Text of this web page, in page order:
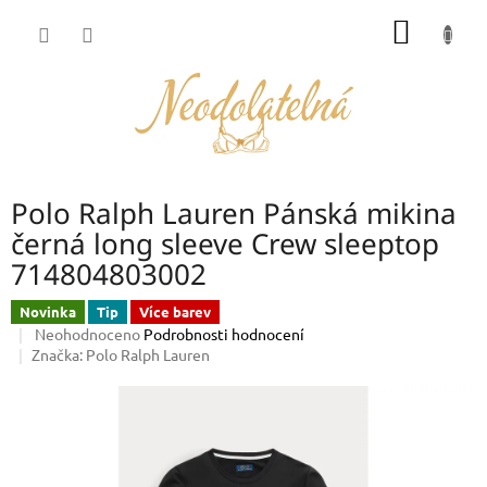
Polo Ralph Lauren Pánská mikina
černá long sleeve Crew sleeptop
714804803002
Novinka Tip Více barev
Průměrné
hodnocení
Neohodnoceno Podrobnosti hodnocení
Značka: Polo Ralph Lauren